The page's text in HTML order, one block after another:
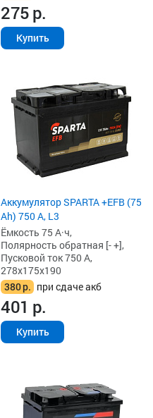
275р.
Купить
Аккумулятор SPARTA +EFB (75
Ah) 750 А, L3
Ёмкость 75 А·ч,
Полярность обратная [- +],
Пусковой ток 750 А,
278x175x190
380р. при сдаче акб
401 р.
Купить